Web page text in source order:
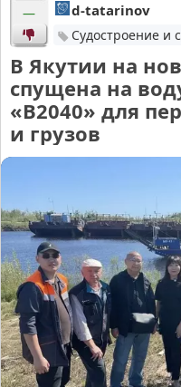
— d-tatarinov
Судостроение и
В Якутии на
спущена на
«В2040» для
и грузов